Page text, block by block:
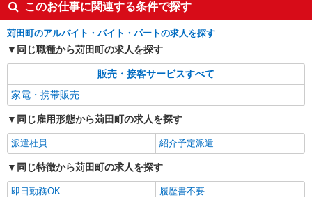
このお仕事に関連する条件で探す
苅田町のアルバイト・バイト・パートの求人を探す
同じ職種から苅田町の求人を探す
販売・接客サービスすべて
家電・携帯販売
同じ雇用形態から苅田町の求人を探す
派遣社員 紹介予定派遣
同じ特徴から苅田町の求人を探す
即日勤務OK
履歴書不要